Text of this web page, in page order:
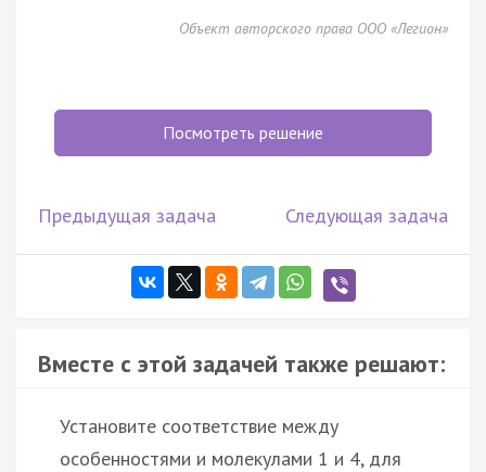
Объект авторского права ООО «Легион»
Посмотреть решение
Предыдущая задача Следующая задача
Вместе с этой задачей также решают:
Установите соответствие между
особенностями и молекулами 1 и 4, для